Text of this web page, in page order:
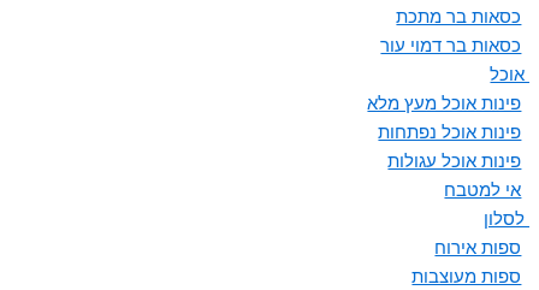
כסאות בר מתכת
כסאות בר דמוי עור
אוכל
פינות אוכל מעץ מלא
פינות אוכל נפתחות
פינות אוכל עגולות
אי למטבח
לסלון
ספות אירוח
ספות מעוצבות